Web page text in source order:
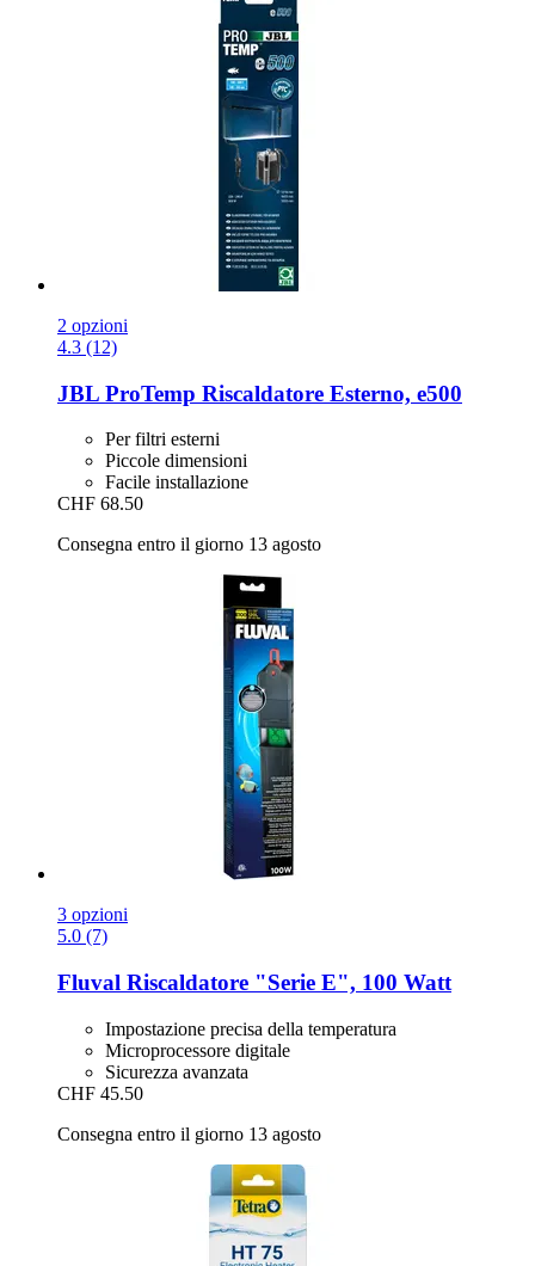
2 opzioni
4.3 (12)
JBL ProTemp Riscaldatore Esterno, e500
Per filtri esterni
Piccole dimensioni
Facile installazione
CHF 68.50
Consegna entro il giorno 13 agosto
3 opzioni
5.0 (7)
Fluval Riscaldatore "Serie E", 100 Watt
Impostazione precisa della temperatura
Microprocessore digitale
Sicurezza avanzata
CHF 45.50
Consegna entro il giorno 13 agosto